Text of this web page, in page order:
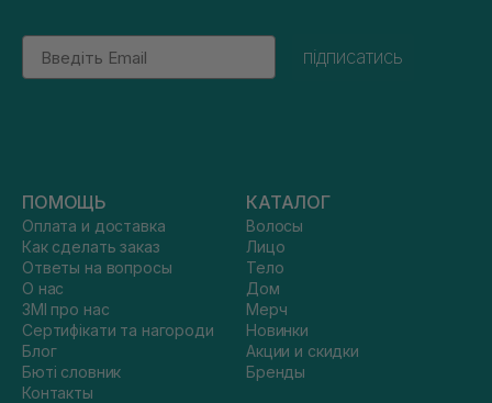
Email
підписатись
ПОМОЩЬ
Оплата и доставка
Как сделать заказ
Ответы на вопросы
О нас
ЗМІ про нас
Сертифікати та нагороди
Блог
Бюті словник
Контакты
КАТАЛОГ
Волосы
Лицо
Тело
Дом
Мерч
Новинки
Акции и скидки
Бренды